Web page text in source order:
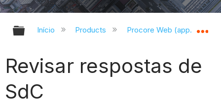
Expandir/recolher hierarquia
Início Products Procore Web
Revisar respostas de
SdC